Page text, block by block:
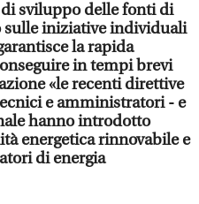
sviluppo delle fonti di
sulle iniziative individuali
la rapida
in tempi brevi
«le recenti direttive
e amministratori - e
hanno introdotto
energetica rinnovabile e
di energia